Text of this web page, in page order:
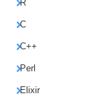
R
C
C++
Perl
Elixir